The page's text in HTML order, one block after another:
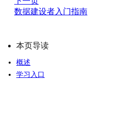
数据建设者入门指南
本页导读
概述
学习入口